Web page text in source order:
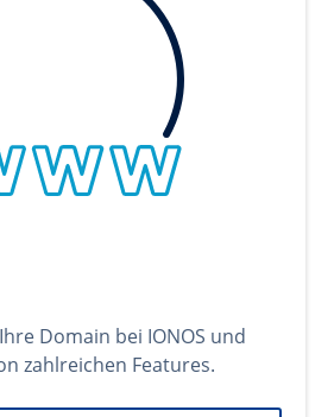
Domain bei IONOS und
zahlreichen Features.